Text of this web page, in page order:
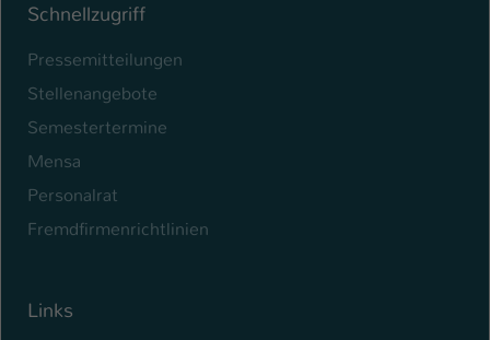
Schnellzugriff
Pressemitteilungen
Stellenangebote
Semestertermine
Mensa
Personalrat
Fremdfirmenrichtlinien
Links